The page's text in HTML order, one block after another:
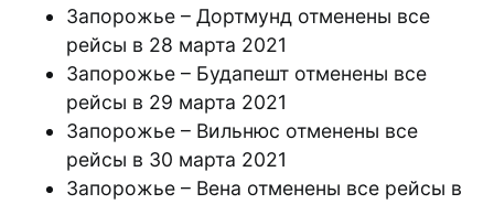
Запорожье – Дортмунд отменены все
рейсы в 28 марта 2021
Запорожье – Будапешт отменены все
рейсы в 29 марта 2021
Запорожье – Вильнюс отменены все
рейсы в 30 марта 2021
Запорожье – Вена отменены все рейсы в